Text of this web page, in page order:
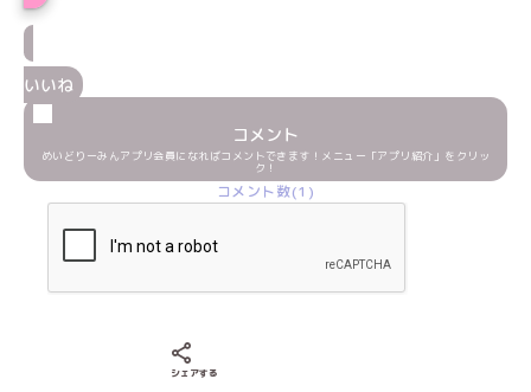
いいね
コメント
めいどりーみんアプリ会員になればコメントできます！メニュー「アプリ紹介」をクリッ
ク！
コメント数(1)
シェアする